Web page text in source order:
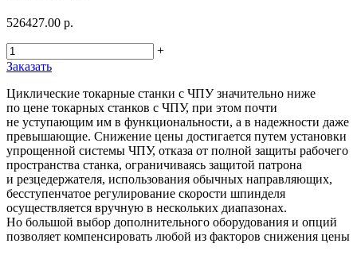
526427.00 р.
+
Заказать
Циклические токарные станки с ЧПУ значительно ниже
по цене токарных станков с ЧПУ, при этом почти
не уступающим им в функциональности, а в надежности даже
превышающие. Снижение цены достигается путем установки
упрощенной системы ЧПУ, отказа от полной защиты рабочего
пространства станка, ограничиваясь защитой патрона
и резцедержателя, использования обычных направляющих,
бесступенчатое регулирование скорости шпинделя
осуществляется вручную в нескольких диапазонах.
Но большой выбор дополнительного оборудования и опций
позволяет компенсировать любой из факторов снижения цены